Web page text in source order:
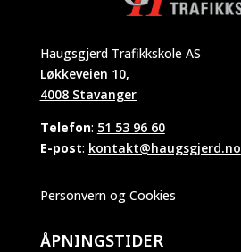
Haugsgjerd Trafikkskole AS
Løkkeveien 10,
4008 Stavanger
Telefon: 51 53 96 60
E-post: kontakt@haugsgjerd.no
Personvern og Cookies
ÅPNINGSTIDER